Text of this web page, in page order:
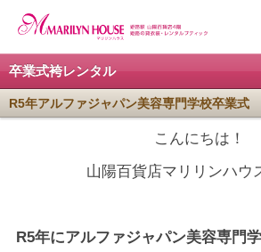
卒業式袴レンタル
R5年アルファジャパン美容専門学校卒業
こんにちは！
山陽百貨店マリリンハウ
R5年にアルファジャパン美容専門